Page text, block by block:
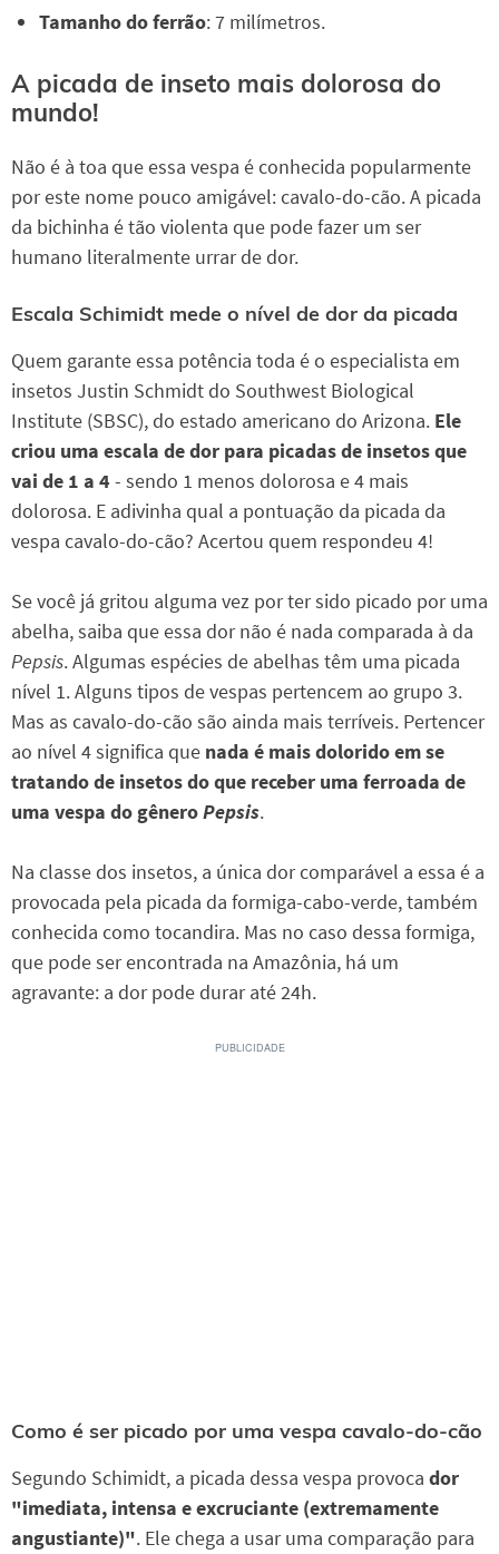
Tamanho do ferrão: 7 milímetros.
A picada de inseto mais dolorosa do
mundo!
Não é à toa que essa vespa é conhecida popularmente
por este nome pouco amigável: cavalo-do-cão. A picada
da bichinha é tão violenta que pode fazer um ser
humano literalmente urrar de dor.
Escala Schimidt mede o nível de dor da picada
Quem garante essa potência toda é o especialista em
insetos Justin Schmidt do Southwest Biological
Institute (SBSC), do estado americano do Arizona. Ele
criou uma escala de dor para picadas de insetos que
vai de 1 a 4 - sendo 1 menos dolorosa e 4 mais
dolorosa. E adivinha qual a pontuação da picada da
vespa cavalo-do-cão? Acertou quem respondeu 4!
Se você já gritou alguma vez por ter sido picado por uma
abelha, saiba que essa dor não é nada comparada à da
Pepsis. Algumas espécies de abelhas têm uma picada
nível 1. Alguns tipos de vespas pertencem ao grupo 3.
Mas as cavalo-do-cão são ainda mais terríveis. Pertencer
ao nível 4 significa que nada é mais dolorido em se
tratando de insetos do que receber uma ferroada de
uma vespa do gêneroPepsis.
Na classe dos insetos, a única dor comparável a essa é a
provocada pela picada da formiga-cabo-verde, também
conhecida como tocandira. Mas no caso dessa formiga,
que pode ser encontrada na Amazônia, há um
agravante: a dor pode durar até 24h.
Como é ser picado por uma vespa cavalo-do-cão
Segundo Schimidt, a picada dessa vespa provoca dor
"imediata, intensa e excruciante (extremamente
angustiante)". Ele chega a usar uma comparação para